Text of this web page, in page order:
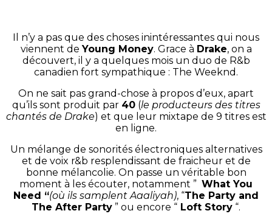
Il n’y a pas que des choses inintéressantes qui nous
viennent deYoung Money. Grace à Drake, on a
découvert, il y a quelques mois un duo de R&b
canadien fort sympathique : The Weeknd.
On ne sait pas grand-chose à propos d’eux, apart
qu’ils sont produit par 40(le producteurs des titres
chantés de Drake) et que leur mixtape de 9 titres est
en ligne.
Un mélange de sonorités électroniques alternatives
et de voix r&b resplendissant de fraicheur et de
bonne mélancolie. On passe un véritable bon
moment à les écouter, notamment ” What You
Need “(où ils samplent Aaaliyah), “The Party and
The After Party ” ou encore “ Loft Story “.